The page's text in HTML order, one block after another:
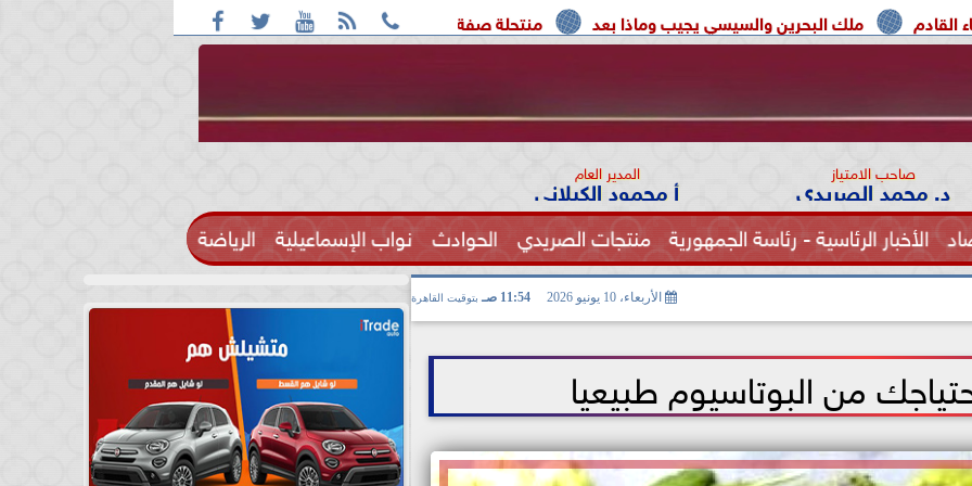
    
منتحلة صفة صحفية تعترف: واقعة التحرش مزعومة بسبب خلافات على الأجرة البحرين والسيسي يجيب وماذا بعد
صاحب الامتياز
د. محمد الصريدي المدير العام
أ محمود الكيلاني
الأخبار الرئاسية - رئاسة الجمهورية منتجات الصريدي الحوادث نواب الإسماعيلية الرياضة
الصحة الأربعاء، 10 يونيو 2026 11:54 صـ بتوقيت القاهرة
من البوتاسيوم طبيعيا